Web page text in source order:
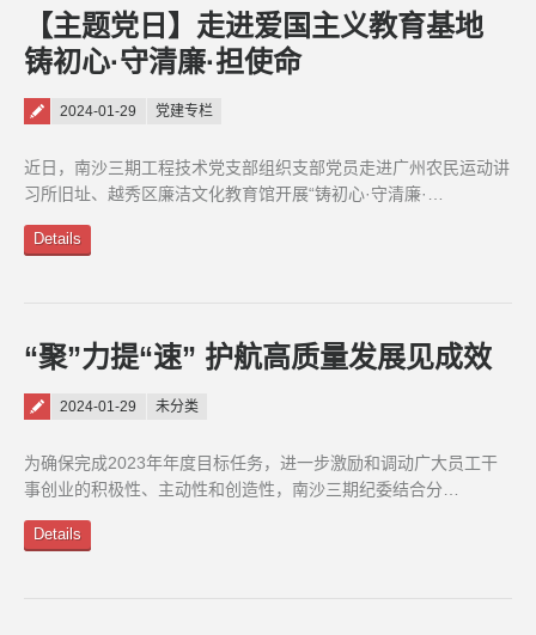
【主题党日】走进爱国主义教育基地
铸初心·守清廉·担使命
Posted on
2024-01-29 党建专栏
近日，南沙三期工程技术党支部组织支部党员走进广州农民运动讲
习所旧址、越秀区廉洁文化教育馆开展“铸初心·守清廉·…
Details
“聚”力提“速” 护航高质量发展见成效
Posted on
2024-01-29 未分类
为确保完成2023年年度目标任务，进一步激励和调动广大员工干
事创业的积极性、主动性和创造性，南沙三期纪委结合分…
Details